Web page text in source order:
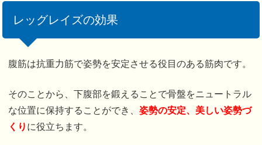
レッグレイズの効果
腹筋は抗重力筋で姿勢を安定させる役目のある筋肉です。
そのことから、下腹部を鍛えることで骨盤をニュートラル
な位置に保持することができ、姿勢の安定、美しい姿勢づ
くり に役立ちます。